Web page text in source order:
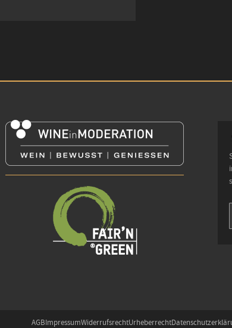
AGBImpressumWiderrufsrechtUrheberrecht